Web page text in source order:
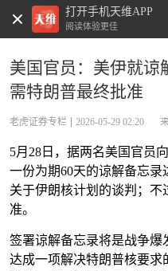
打开手机天维APP
阅读体验更佳 天
美国官员：美伊就谅
需特朗普最终批准
老虎证券专栏 2026-05-29 02:20
5月28日，据两名美国官员
一份为期60天的谅解备忘
关于伊朗核计划的谈判；
准。
签署谅解备忘录将是战争
达成一项解决特朗普核要